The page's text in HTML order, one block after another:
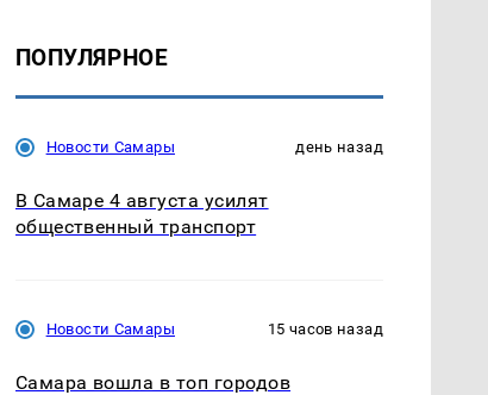
ПОПУЛЯРНОЕ
Новости Самары день назад
В Самаре 4 августа усилят
общественный транспорт
Новости Самары 15 часов назад
Самара вошла в топ городов